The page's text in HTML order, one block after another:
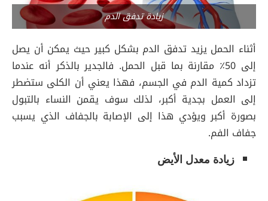
زيادة تدفق الدم
أثناء الحمل يزيد تدفق الدم بشكل كبير حيث يمكن أن يصل
إلى 50٪ مقارنة بما قبل الحمل. فالجدير بالذكر أنه عندما
تزداد كمية الدم في الجسم، فهذا يعني أن الكلى ستضطر
إلى العمل بجدية أكبر، لذلك سوف يقمن النساء بالتبول
بصورة أكبر ويؤدي هذا إلى الإصابة بالجفاف الذي يسبب
جفاف الفم.
زيادة معدل الأيض